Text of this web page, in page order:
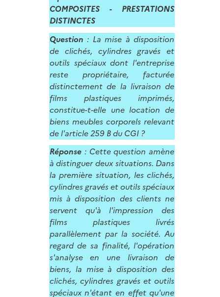
COMPOSITES - PRESTATIONS
DISTINCTES
Question : La mise à disposition
de clichés, cylindres gravés et
outils spéciaux dont l'entreprise
reste propriétaire, facturée
distinctement de la livraison de
films plastiques imprimés,
constitue-t-elle une location de
biens meubles corporels relevant
de l'article 259 B du CGI ?
Réponse: Cette question amène
à distinguer deux situations. Dans
la première situation, les clichés,
cylindres gravés et outils spéciaux
mis à disposition des clients ne
servent qu'à l'impression des
films plastiques livrés
parallèlement par la société. Au
regard de sa finalité, l'opération
s'analyse en une livraison de
biens, la mise à disposition des
clichés, cylindres gravés et outils
spéciaux n'étant en effet qu'une